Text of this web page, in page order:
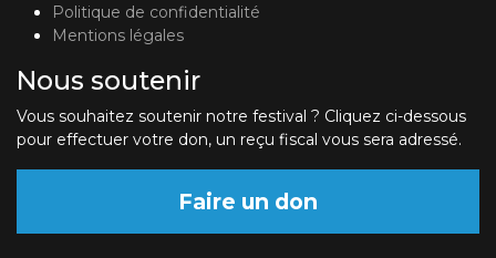
Politique de confidentialité
Mentions légales
Nous soutenir
Vous souhaitez soutenir notre festival ? Cliquez ci-dessous
pour effectuer votre don, un reçu fiscal vous sera adressé.
Faire un don